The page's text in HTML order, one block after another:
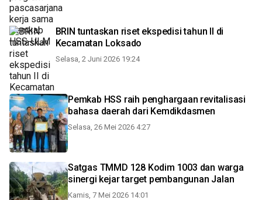
BRIN tuntaskan riset ekspedisi tahun II di
Kecamatan Loksado
Selasa, 2 Juni 2026 19:24
Pemkab HSS raih penghargaan revitalisasi
bahasa daerah dari Kemdikdasmen
Selasa, 26 Mei 2026 4:27
Satgas TMMD 128 Kodim 1003 dan warga
sinergi kejar target pembangunan Jalan
Kamis, 7 Mei 2026 14:01